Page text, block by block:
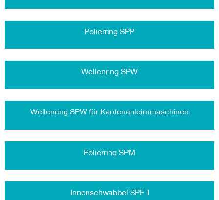
Polierring SPP
Wellenring SPW
Wellenring SPW für Kantenanleimmaschinen
Polierring SPM
Innenschwabbel SPF-I